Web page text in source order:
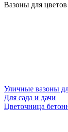
Вазоны для цветов
Уличные вазоны
Для сада и дачи
Цветочница